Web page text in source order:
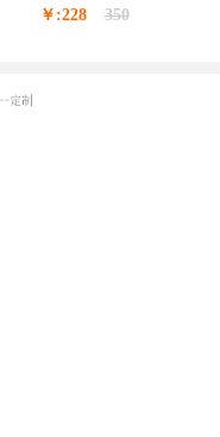
之内发货
￥:228 350